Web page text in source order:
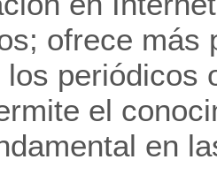
ofrece más
periódicos
el
en